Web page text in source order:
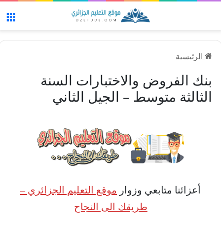
الرئيسية
بنك الفروض والاختبارات السنة
الثالثة متوسط – الجيل الثاني
أعزائنا متابعي وزوار موقع التعليم الجزائري –
طريقك الى النجاح